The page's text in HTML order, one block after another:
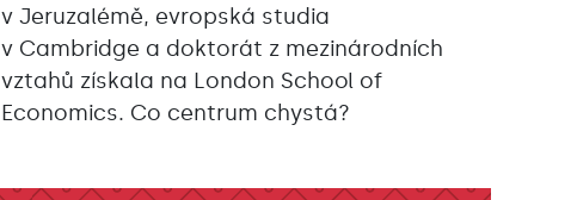
v Jeruzalémě, evropská studia
v Cambridge a doktorát z mezinárodních
vztahů získala na London School of
Economics. Co centrum chystá?